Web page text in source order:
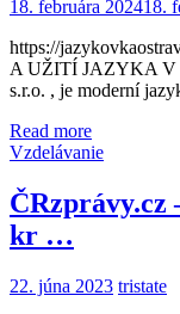
18. februára 202418.
https://
A UŽITÍ JAZYKA V
s.r.o. , je moderní
Read more
Vzdelávanie
ČRzprávy.cz
kr …
22. júna 2023 tristate